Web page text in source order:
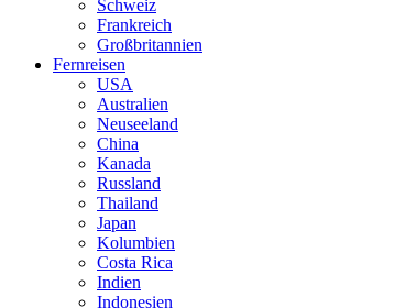
Schweiz
Frankreich
Großbritannien
Fernreisen
USA
Australien
Neuseeland
China
Kanada
Russland
Thailand
Japan
Kolumbien
Costa Rica
Indien
Indonesien